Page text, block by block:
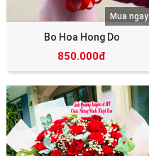
Bo Hoa Hong Do
850.000đ
Mua ngay